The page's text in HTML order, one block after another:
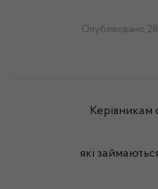
Опубліковано
Керівникам
які